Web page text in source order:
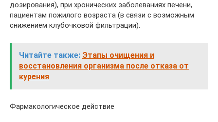
дозирования), при хронических заболеваниях печени,
пациентам пожилого возраста (в связи с возможным
снижением клубочковой фильтрации).
Читайте также: Этапы очищения и
восстановления организма после отказа от
курения
Фармакологическое действие